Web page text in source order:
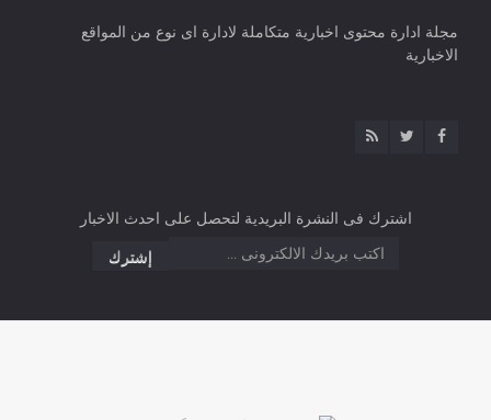
مجلة ادارة محتوى اخبارية متكاملة لادارة اى نوع من المواقع
الاخبارية
اشترك فى النشرة البريدية لتحصل على احدث الاخبار